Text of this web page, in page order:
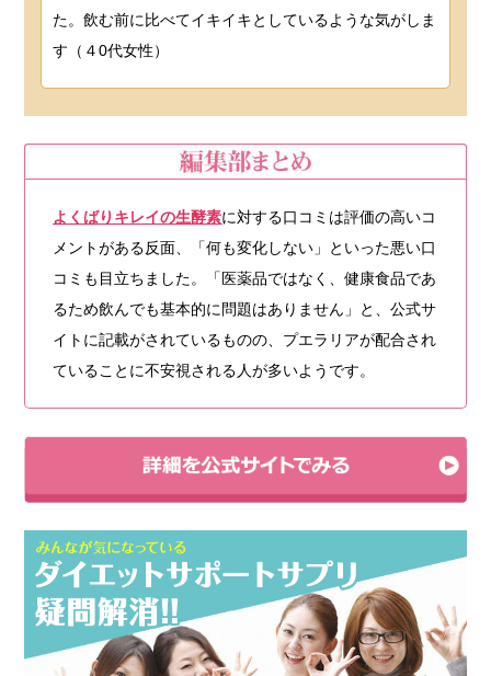
た。飲む前に比べてイキイキとしているような気がしま
す（４0代女性）
よくばりキレイの生酵素に対する口コミは評価の高いコ
メントがある反面、「何も変化しない」といった悪い口
コミも目立ちました。「医薬品ではなく、健康食品であ
るため飲んでも基本的に問題はありません」と、公式サ
イトに記載がされているものの、プエラリアが配合され
ていることに不安視される人が多いようです。